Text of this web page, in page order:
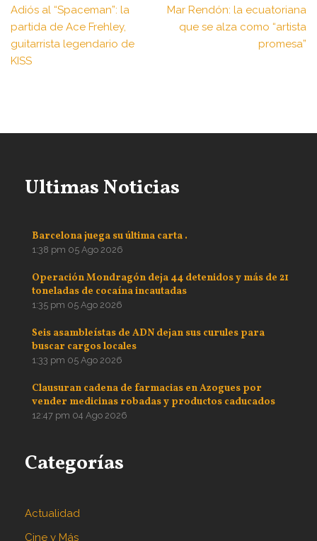
Adiós al “Spaceman”: la
partida de Ace Frehley,
guitarrista legendario de
KISS
Mar Rendón: la ecuatoriana
que se alza como “artista
promesa”
Ultimas Noticias
Barcelona juega su última carta .
1:38 pm 05 Ago 2026
Operación Mondragón deja 44 detenidos y más de 21
toneladas de cocaína incautadas
1:35 pm 05 Ago 2026
Seis asambleístas de ADN dejan sus curules para
buscar cargos locales
1:33 pm 05 Ago 2026
Clausuran cadena de farmacias en Azogues por
vender medicinas robadas y productos caducados
12:47 pm 04 Ago 2026
Categorías
Actualidad
Cine y Más